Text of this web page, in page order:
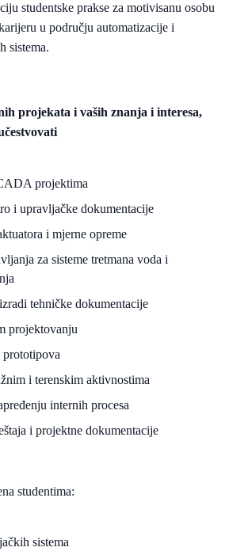
studentske prakse za motivisanu osobu
u području automatizacije i
sistema.
projekata i vaših znanja i interesa,
projektima
i upravljačke dokumentacije
i mjerne opreme
za sisteme tretmana voda i
tehničke dokumentacije
projektovanju
i terenskim aktivnostima
internih procesa
i projektne dokumentacije
studentima:
sistema